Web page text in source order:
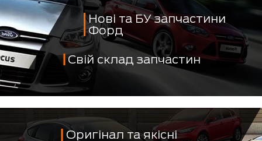
Нові та БУ запчастини
Форд
Свій склад запчастин
Оригінал та якісні